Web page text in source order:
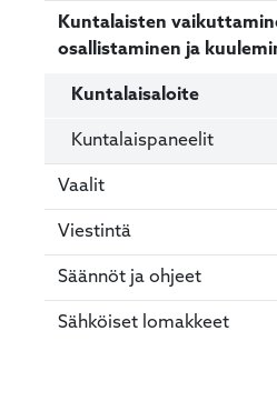
Kuntalaisten
osallistaminen ja
Kuntalaisaloite
Kuntalaispaneelit
Vaalit
Viestintä
Säännöt ja ohjeet
Sähköiset lomakkeet